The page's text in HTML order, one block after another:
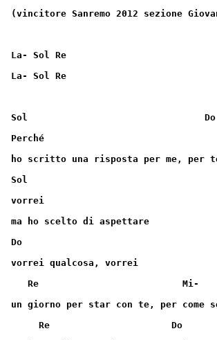
(vincitore Sanremo 2012 sezione
La- Sol Re
La- Sol Re
Sol                                Do
Perché
ho scritto una risposta per me, per
Sol
vorrei
ma ho scelto di aspettare
Do
vorrei qualcosa, vorrei
   Re                          Mi-
un giorno per star con te, per come
     Re                      Do